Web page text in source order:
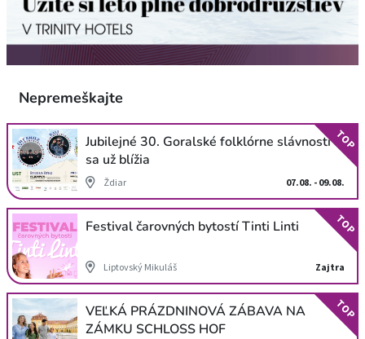
Nepremeškajte
Jubilejné 30. Goralské folklórne slávnosti
sa už blížia
Ždiar 07.08. - 09.08.
TOP
Festival čarovných bytostí Tinti Linti
Liptovský Mikuláš Zajtra
TOP
VEĽKÁ PRÁZDNINOVÁ ZÁBAVA NA
ZÁMKU SCHLOSS HOF
TOP